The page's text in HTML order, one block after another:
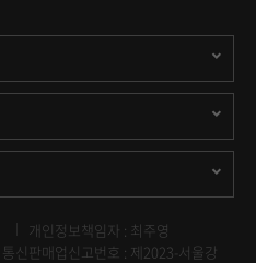
개인정보책임자 : 최주영
통신판매업신고번호 : 제2023-서울강